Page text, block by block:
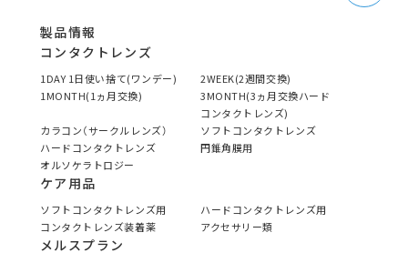
製品情報
コンタクトレンズ
1DAY 1日使い捨て(ワンデー)
2WEEK(2週間交換)
1MONTH(1ヵ月交換)
3MONTH(3ヵ月交換ハード
コンタクトレンズ)
カラコン（サークルレンズ）
ソフトコンタクトレンズ
ハードコンタクトレンズ
円錐角膜用
オルソケラトロジー
ケア用品
ソフトコンタクトレンズ用
ハードコンタクトレンズ用
コンタクトレンズ装着薬
アクセサリー類
メルスプラン